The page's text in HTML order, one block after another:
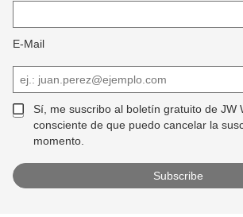
E-Mail
Sí, me suscribo al boletín gratuito de JW
consciente de que puedo cancelar la
momento.